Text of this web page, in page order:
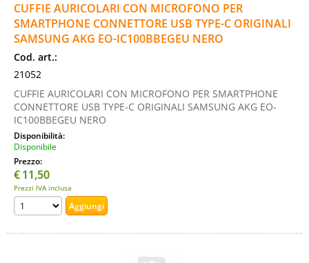
CUFFIE AURICOLARI CON MICROFONO PER
SMARTPHONE CONNETTORE USB TYPE-C ORIGINALI
SAMSUNG AKG EO-IC100BBEGEU NERO
Cod. art.:
21052
CUFFIE AURICOLARI CON MICROFONO PER SMARTPHONE
CONNETTORE USB TYPE-C ORIGINALI SAMSUNG AKG EO-
IC100BBEGEU NERO
Disponibilità:
Disponibile
Prezzo:
€11,50
Prezzi IVA inclusa